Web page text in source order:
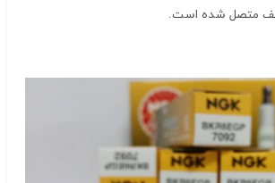
متصل شده است.